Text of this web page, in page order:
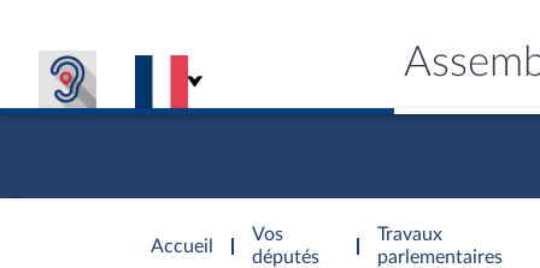
Accueil
d'accueil
Vos
députés
Travaux
parlementaires